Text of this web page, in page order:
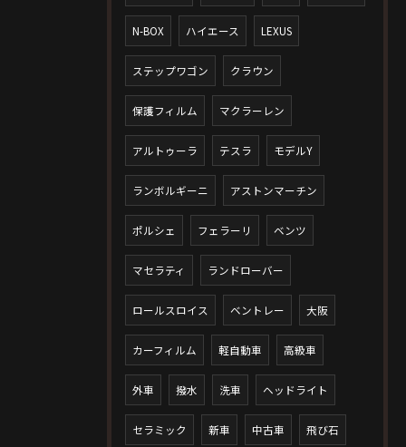
N-BOX ハイエース LEXUS
ステップワゴン クラウン
保護フィルム マクラーレン
アルトゥーラ テスラ モデルY
ランボルギーニ アストンマーチン
ポルシェ フェラーリ ベンツ
マセラティ ランドローバー
ロールスロイス ベントレー 大阪
カーフィルム 軽自動車 高級車
外車 撥水 洗車 ヘッドライト
セラミック 新車 中古車 飛び石